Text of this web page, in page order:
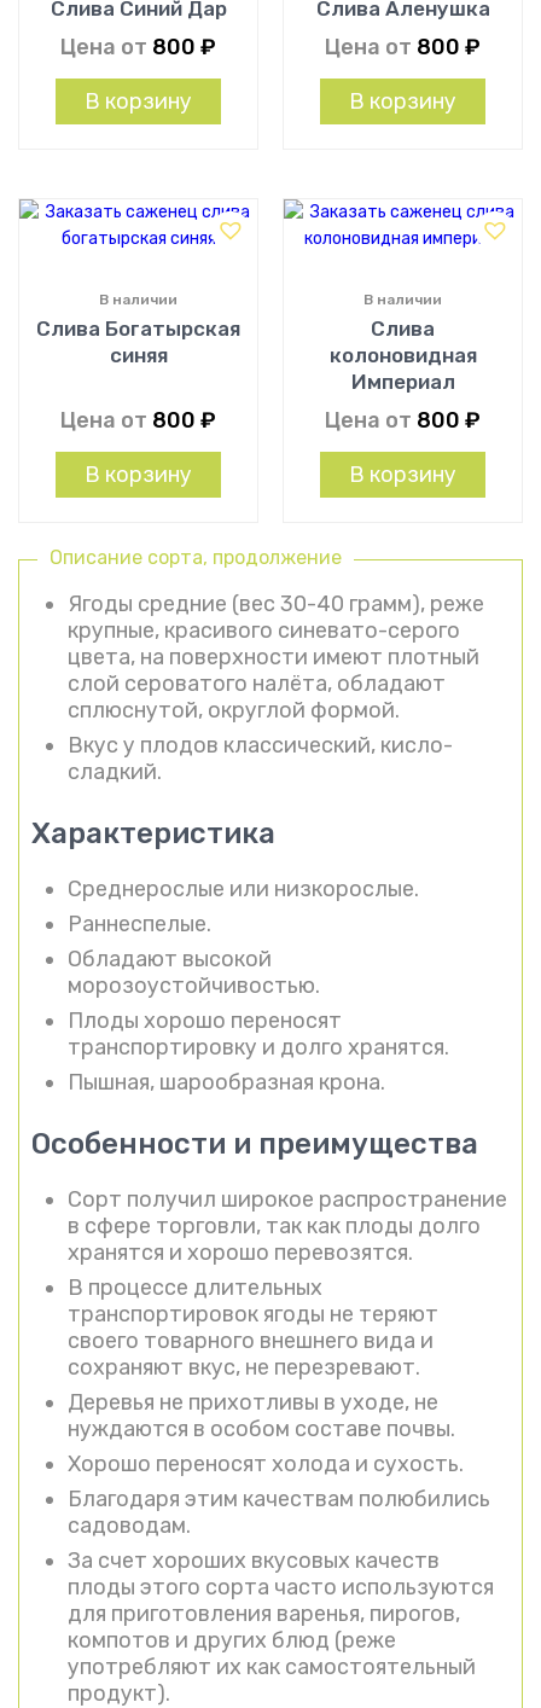
Описание сорта, продолжение
Ягоды средние (вес 30-40 грамм), реже
крупные, красивого синевато-серого
цвета, на поверхности имеют плотный
слой сероватого налёта, обладают
сплюснутой, округлой формой.
Вкус у плодов классический, кисло-
сладкий.
Характеристика
Среднерослые или низкорослые.
Раннеспелые.
Обладают высокой
морозоустойчивостью.
Плоды хорошо переносят
транспортировку и долго хранятся.
Пышная, шарообразная крона.
Особенности и преимущества
Сорт получил широкое распространение
в сфере торговли, так как плоды долго
хранятся и хорошо перевозятся.
В процессе длительных
транспортировок ягоды не теряют
своего товарного внешнего вида и
сохраняют вкус, не перезревают.
Деревья не прихотливы в уходе, не
нуждаются в особом составе почвы.
Хорошо переносят холода и сухость.
Благодаря этим качествам полюбились
садоводам.
За счет хороших вкусовых качеств
плоды этого сорта часто используются
для приготовления варенья, пирогов,
компотов и других блюд (реже
употребляют их как самостоятельный
продукт).
Слива Синий Дар
Цена от 800 ₽
В корзину
Слива Аленушка
Цена от 800 ₽
В корзину
Слива Богатырская
синяя
В наличии
Цена от 800 ₽
В корзину
Слива
колоновидная
Империал
В наличии
Цена от 800 ₽
В корзину